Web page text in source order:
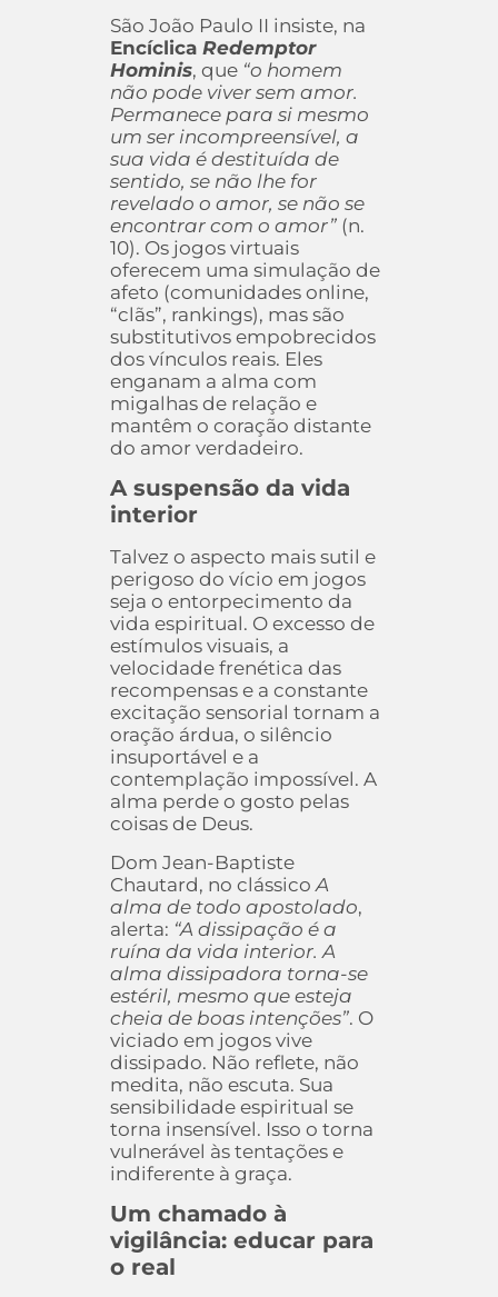
São João Paulo II insiste, na
Encíclica Redemptor
Hominis, que “o homem
não pode viver sem amor.
Permanece para si mesmo
um ser incompreensível, a
sua vida é destituída de
sentido, se não lhe for
revelado o amor, se não se
encontrar com o amor”(n.
10). Os jogos virtuais
oferecem uma simulação de
afeto (comunidades online,
“clãs”, rankings), mas são
substitutivos empobrecidos
dos vínculos reais. Eles
enganam a alma com
migalhas de relação e
mantêm o coração distante
do amor verdadeiro.
A suspensão da vida
interior
Talvez o aspecto mais sutil e
perigoso do vício em jogos
seja o entorpecimento da
vida espiritual. O excesso de
estímulos visuais, a
velocidade frenética das
recompensas e a constante
excitação sensorial tornam a
oração árdua, o silêncio
insuportável e a
contemplação impossível. A
alma perde o gosto pelas
coisas de Deus.
Dom Jean-Baptiste
Chautard, no clássico A
alma de todo apostolado,
alerta: “A dissipação é a
ruína da vida interior. A
alma dissipadora torna-se
estéril, mesmo que esteja
cheia de boas intenções”. O
viciado em jogos vive
dissipado. Não reflete, não
medita, não escuta. Sua
sensibilidade espiritual se
torna insensível. Isso o torna
vulnerável às tentações e
indiferente à graça.
Um chamado à
vigilância: educar para
o real